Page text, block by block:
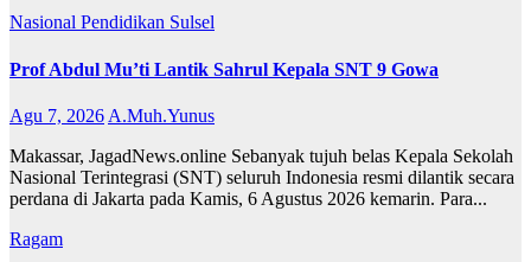
Nasional Pendidikan Sulsel
Prof Abdul Mu’ti Lantik Sahrul Kepala SNT 9 Gowa
Agu 7, 2026 A.Muh.Yunus
Makassar, JagadNews.online Sebanyak tujuh belas Kepala Sekolah
Nasional Terintegrasi (SNT) seluruh Indonesia resmi dilantik secara
perdana di Jakarta pada Kamis, 6 Agustus 2026 kemarin. Para...
Ragam